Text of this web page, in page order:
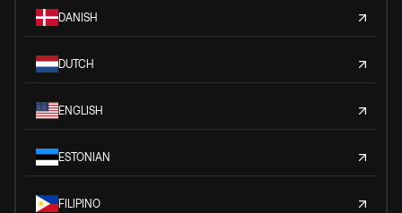
DANISH
DUTCH
ENGLISH
ESTONIAN
FILIPINO